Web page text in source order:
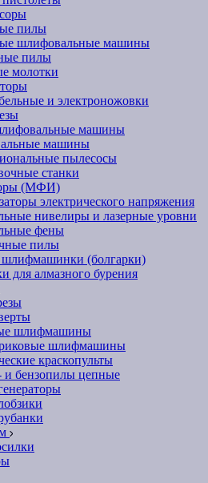
пилы
шлифовальные машины
пилы
молотки
и электроножовки
машины
машины
пылесосы
станки
(МФИ)
электрического напряжения
нивелиры и лазерные уровни
фены
пилы
шлифмашинки (болгарки)
для алмазного бурения
шлифмашины
шлифмашины
краскопульты
и бензопилы цепные